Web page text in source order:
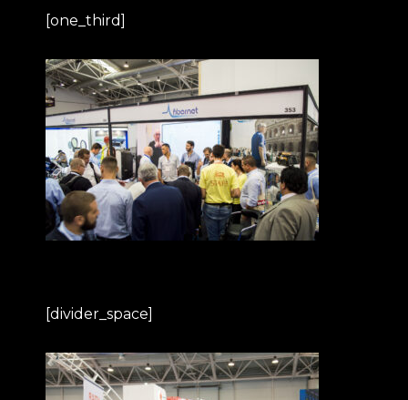
[one_third]
[divider_space]